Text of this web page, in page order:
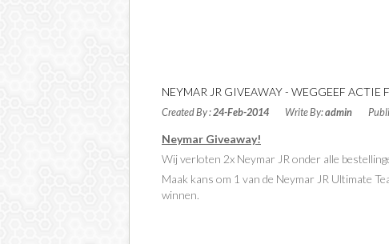
NEYMAR JR GIVEAWAY - WEGGEEF ACTIE
Created By :24-Feb-2014 Write By:admin
Neymar Giveaway!
Wij verloten 2x Neymar JR onder alle
Maak kans om 1 van de Neymar JR Ultimate
winnen.